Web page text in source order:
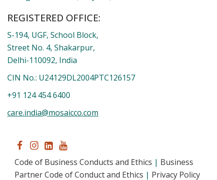
REGISTERED OFFICE:
S-194, UGF, School Block,
Street No. 4, Shakarpur,
Delhi-110092, India
CIN No.: U24129DL2004PTC126157
+91 124 454 6400
care.india@mosaicco.com
Code of Business Conducts and Ethics | Business
Partner Code of Conduct and Ethics | Privacy Policy